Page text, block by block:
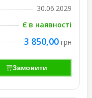
30.06.2029
Є в наявності
3 850,00 грн
Замовити